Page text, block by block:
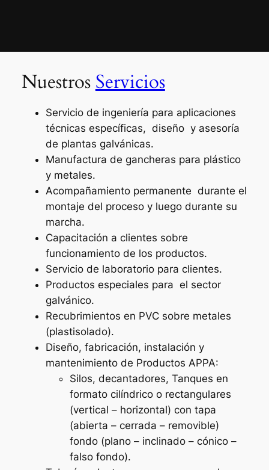
NuestrosServicios
Servicio de ingeniería para aplicaciones
técnicas específicas, diseño y asesoría
de plantas galvánicas.
Manufactura de gancheras para plástico
y metales.
Acompañamiento permanente durante el
montaje del proceso y luego durante su
marcha.
Capacitación a clientes sobre
funcionamiento de los productos.
Servicio de laboratorio para clientes.
Productos especiales para el sector
galvánico.
Recubrimientos en PVC sobre metales
(plastisolado).
Diseño, fabricación, instalación y
mantenimiento de Productos APPA:
Silos, decantadores, Tanques en
formato cilíndrico o rectangulares
(vertical – horizontal) con tapa
(abierta – cerrada – removible)
fondo (plano – inclinado – cónico –
falso fondo).